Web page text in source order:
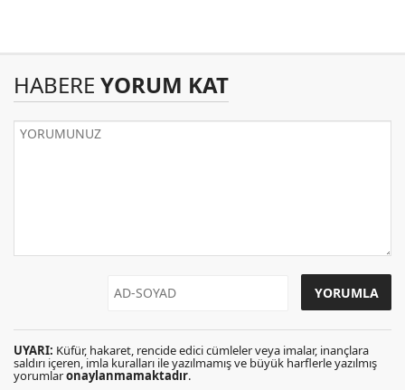
HABERE YORUM KAT
UYARI: Küfür, hakaret, rencide edici cümleler veya imalar, inançlara
saldırı içeren, imla kuralları ile yazılmamış ve büyük harflerle yazılmış
yorumlaronaylanmamaktadır.